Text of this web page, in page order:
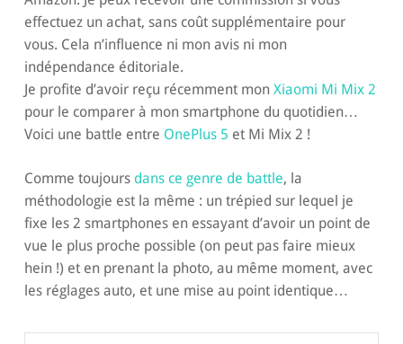
effectuez un achat, sans coût supplémentaire pour
vous. Cela n’influence ni mon avis ni mon
indépendance éditoriale.
Je profite d’avoir reçu récemment mon Xiaomi Mi Mix 2
pour le comparer à mon smartphone du quotidien…
Voici une battle entre OnePlus 5 et Mi Mix 2 !
Comme toujours dans ce genre de battle, la
méthodologie est la même : un trépied sur lequel je
fixe les 2 smartphones en essayant d’avoir un point de
vue le plus proche possible (on peut pas faire mieux
hein !) et en prenant la photo, au même moment, avec
les réglages auto, et une mise au point identique…